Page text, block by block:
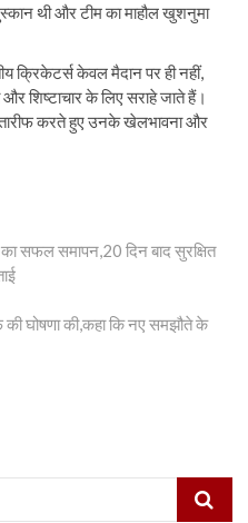
थी और टीम का माहौल खुशनुमा
क्रिकेटर्स केवल मैदान पर ही नहीं,
और शिष्टाचार के लिए सराहे जाते हैं।
तारीफ करते हुए उनके खेलभावना और
का सफल समापन,20 दिन बाद सुरक्षित
घोषणा की,कहा कि नए समझौते के
Search